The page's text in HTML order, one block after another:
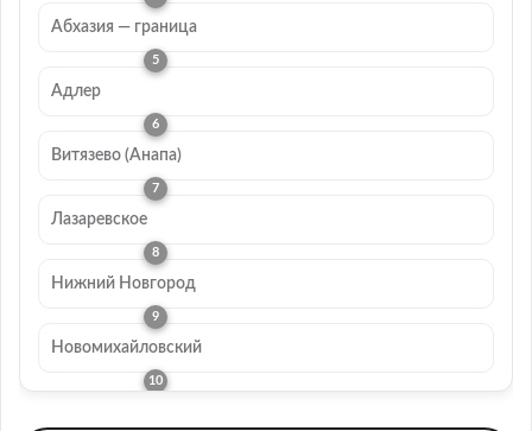
Абхазия — граница
Адлер
Витязево (Анапа)
Лазаревское
Нижний Новгород
Новомихайловский